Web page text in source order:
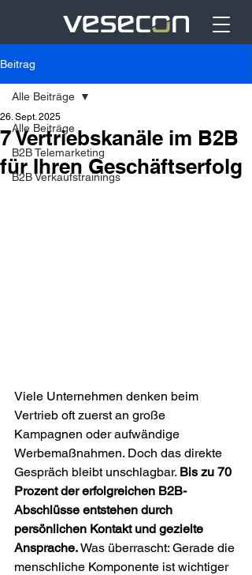
Beitrag
Alle Beiträge
B2B Telemarketing
B2B Verkaufstrainings
Alle Beiträge
7 Vertriebskanäle im B2B
für Ihren Geschäftserfolg
26. Sept. 2025
Viele Unternehmen denken beim
Vertrieb oft zuerst an große
Kampagnen oder aufwändige
Werbemaßnahmen. Doch das direkte
Gespräch bleibt unschlagbar. Bis zu 70
Prozent der erfolgreichen B2B-
Abschlüsse entstehen durch
persönlichen Kontakt und gezielte
Ansprache. Was überrascht: Gerade die
menschliche Komponente ist wichtiger